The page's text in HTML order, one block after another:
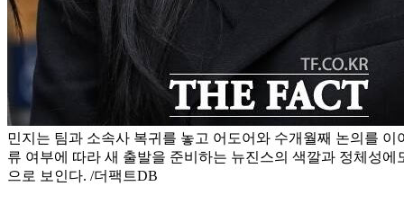
민지는 팀과 소속사 복귀를 놓고 어도어와 수개월째 논의를 이
류 여부에 따라 새 출발을 준비하는 뉴진스의 색깔과 정체성에
으로 보인다. /더팩트DB